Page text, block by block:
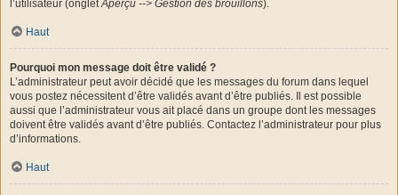
l’utilisateur (ongletAperçu --> Gestion des brouillons).
Haut
Pourquoi mon message doit être validé ?
L’administrateur peut avoir décidé que les messages du forum dans lequel
vous postez nécessitent d’être validés avant d’être publiés. Il est possible
aussi que l’administrateur vous ait placé dans un groupe dont les messages
doivent être validés avant d’être publiés. Contactez l’administrateur pour plus
d’informations.
Haut